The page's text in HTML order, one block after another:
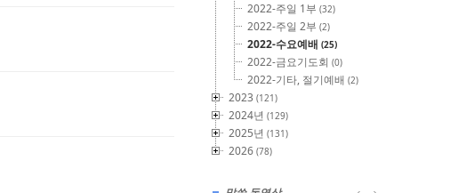
2022-주일 1부 (32)
2022-주일 2부 (2)
2022-수요예배 (25)
2022-금요기도회 (0)
2022-기타, 절기예배 (2)
2023 (121)
2024년 (129)
2025년 (131)
2026 (78)